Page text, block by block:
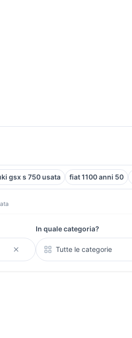
gsx s 750 usata fiat 1100 anni 50
In quale categoria?
Tutte le categorie